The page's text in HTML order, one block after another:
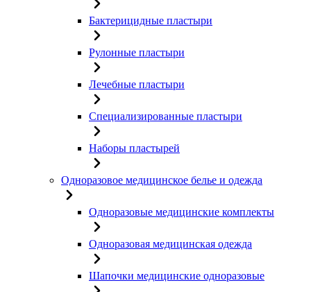
Бактерицидные пластыри
Рулонные пластыри
Лечебные пластыри
Специализированные пластыри
Наборы пластырей
Одноразовое медицинское белье и одежда
Одноразовые медицинские комплекты
Одноразовая медицинская одежда
Шапочки медицинские одноразовые